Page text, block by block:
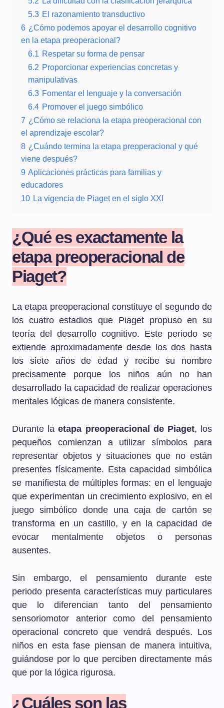
5.3 El razonamiento transductivo
6 ¿Cómo podemos apoyar el desarrollo cognitivo
en la etapa preoperacional?
6.1 Respetar su forma de pensar
6.2 Proporcionar experiencias concretas y
manipulativas
6.3 Fomentar el lenguaje y la conversación
6.4 Promover el juego simbólico
7 ¿Cómo se relaciona la etapa preoperacional con
el aprendizaje escolar?
8 ¿Cuándo termina la etapa preoperacional y qué
viene después?
9 Aplicaciones prácticas para familias y
educadores
10 La vigencia de Piaget en el siglo XXI
¿Qué es exactamente la
etapa preoperacional de
Piaget?
La etapa preoperacional constituye el segundo de
los cuatro estadios que Piaget propuso en su
teoría del desarrollo cognitivo. Este periodo se
extiende aproximadamente desde los dos hasta
los siete años de edad y recibe su nombre
precisamente porque los niños aún no han
desarrollado la capacidad de realizar operaciones
mentales lógicas de manera consistente.
Durante laetapa preoperacional de Piaget, los
pequeños comienzan a utilizar símbolos para
representar objetos y situaciones que no están
presentes físicamente. Esta capacidad simbólica
se manifiesta de múltiples formas: en el lenguaje
que experimentan un crecimiento explosivo, en el
juego simbólico donde una caja de cartón se
transforma en un castillo, y en la capacidad de
evocar mentalmente objetos o personas
ausentes.
Sin embargo, el pensamiento durante este
periodo presenta características muy particulares
que lo diferencian tanto del pensamiento
sensoriomotor anterior como del pensamiento
operacional concreto que vendrá después. Los
niños en esta fase piensan de manera intuitiva,
guiándose por lo que perciben directamente más
que por la lógica rigurosa.
¿Cuáles son las